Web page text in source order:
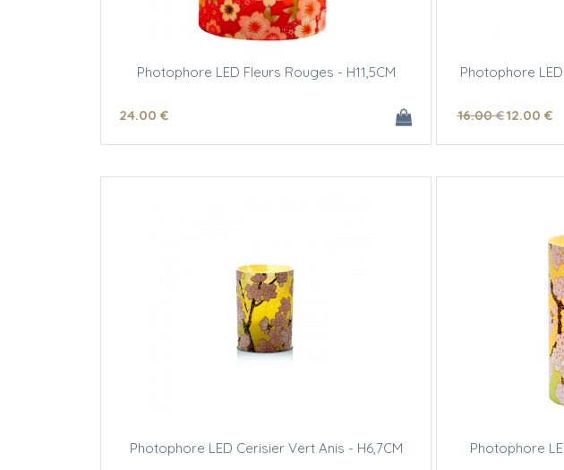
Photophore LED Fleurs Rouges - H11,5CM
24.00 €
Photophore
16.00 €12.00 €
Photophore LED Cerisier Vert Anis - H6,7CM Photophore